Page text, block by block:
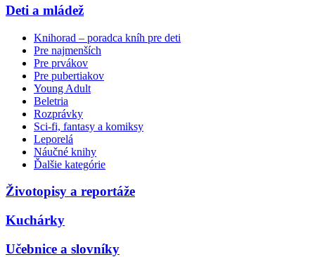
Deti a mládež
Knihorad – poradca kníh pre deti
Pre najmenších
Pre prvákov
Pre pubertiakov
Young Adult
Beletria
Rozprávky
Sci-fi, fantasy a komiksy
Leporelá
Náučné knihy
Ďalšie kategórie
Životopisy a reportáže
Kuchárky
Učebnice a slovníky